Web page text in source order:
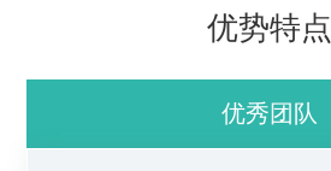
优势特点
优秀团队